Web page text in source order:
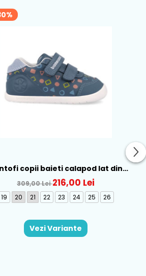
copii baieti calapod lat din
Biomecanics, Albastru - 262166-
A556
309,00 Lei216,00 Lei
19 20 21 22 23 24 25 26
Vezi Variante